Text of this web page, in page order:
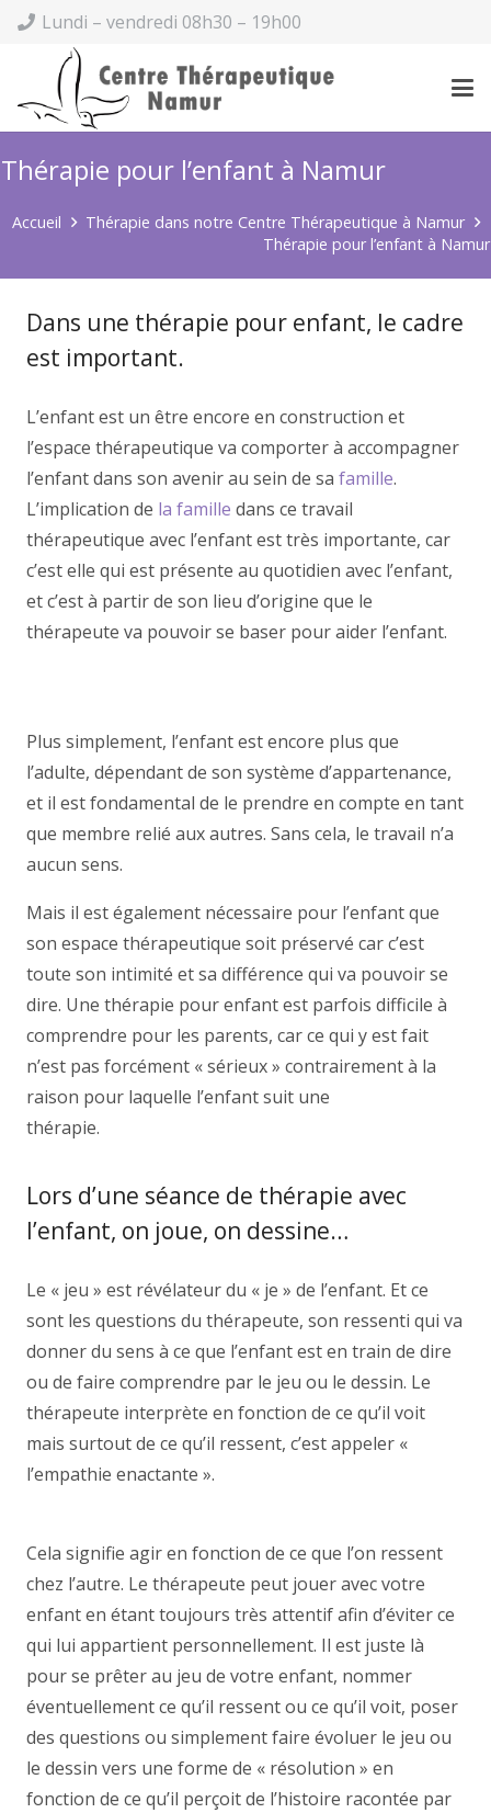
Lundi – vendredi 08h30 – 19h00
Thérapie pour l’enfant à Namur
Accueil
Thérapie dans notre Centre Thérapeutique à Namur
Thérapie pour l’enfant à Namur
Dans une thérapie pour enfant, le cadre
est important.
L’enfant est un être encore en construction et
l’espace thérapeutique va comporter à accompagner
l’enfant dans son avenir au sein de sa famille.
L’implication de la famille dans ce travail
thérapeutique avec l’enfant est très importante, car
c’est elle qui est présente au quotidien avec l’enfant,
et c’est à partir de son lieu d’origine que le
thérapeute va pouvoir se baser pour aider l’enfant.
Plus simplement, l’enfant est encore plus que
l’adulte, dépendant de son système d’appartenance,
et il est fondamental de le prendre en compte en tant
que membre relié aux autres. Sans cela, le travail n’a
aucun sens.
Mais il est également nécessaire pour l’enfant que
son espace thérapeutique soit préservé car c’est
toute son intimité et sa différence qui va pouvoir se
dire. Une thérapie pour enfant est parfois difficile à
comprendre pour les parents, car ce qui y est fait
n’est pas forcément « sérieux » contrairement à la
raison pour laquelle l’enfant suit une
thérapie.
Lors d’une séance de thérapie avec
l’enfant, on joue, on dessine…
Le « jeu » est révélateur du « je » de l’enfant. Et ce
sont les questions du thérapeute, son ressenti qui va
donner du sens à ce que l’enfant est en train de dire
ou de faire comprendre par le jeu ou le dessin. Le
thérapeute interprète en fonction de ce qu’il voit
mais surtout de ce qu’il ressent, c’est appeler «
l’empathie enactante ».
Cela signifie agir en fonction de ce que l’on ressent
chez l’autre. Le thérapeute peut jouer avec votre
enfant en étant toujours très attentif afin d’éviter ce
qui lui appartient personnellement. Il est juste là
pour se prêter au jeu de votre enfant, nommer
éventuellement ce qu’il ressent ou ce qu’il voit, poser
des questions ou simplement faire évoluer le jeu ou
le dessin vers une forme de « résolution » en
fonction de ce qu’il perçoit de l’histoire racontée par